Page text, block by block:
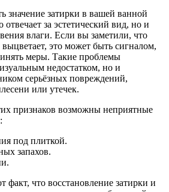
значение затирки в вашей ванной
отвечает за эстетический вид, но и
влаги. Если вы заметили, что
выцветает, это может быть сигналом,
меры. Такие проблемы
недостатком, но и
серьёзных повреждений,
или утечек.
признаков возможны неприятные
под плиткой.
запахов.
факт, что восстановление затирки и